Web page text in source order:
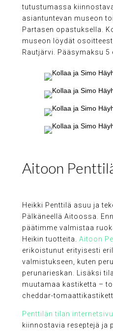
tutustumassa
asiantuntevan museon
Partasen opastuksella.
museon löydät
Rautjärvi. Pääsymaksu 5
Aitoon
Heikki Penttilä asuu ja
Pälkäneellä Aitoossa.
päätimme valmistaa
Heikin tuotteita. Aitoon
erikoistunut erityisesti
valmistukseen, kuten
perunarieskan. Lisäksi
muutamaa kastiketta –
cheddar-
Penttilän tilan
kiinnostavia reseptejä ja